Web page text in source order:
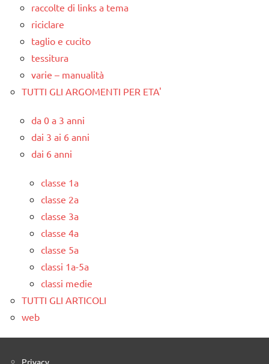
raccolte di links a tema
riciclare
taglio e cucito
tessitura
varie – manualità
TUTTI GLI ARGOMENTI PER ETA'
da 0 a 3 anni
dai 3 ai 6 anni
dai 6 anni
classe 1a
classe 2a
classe 3a
classe 4a
classe 5a
classi 1a-5a
classi medie
TUTTI GLI ARTICOLI
web
Privacy